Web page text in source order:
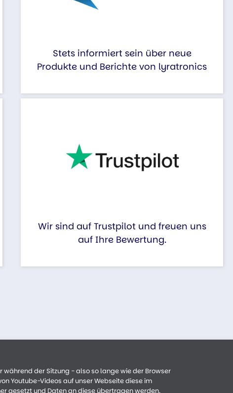
Stets informiert sein über neue
Produkte und Berichte von lyratronics
Wir sind auf Trustpilot und freuen uns
auf Ihre Bewertung.
der Sitzung - also so lange wie der Browser
Youtube-Videos auf unser Webseite diese im
gesetzt und Daten an diese übertragen werden.